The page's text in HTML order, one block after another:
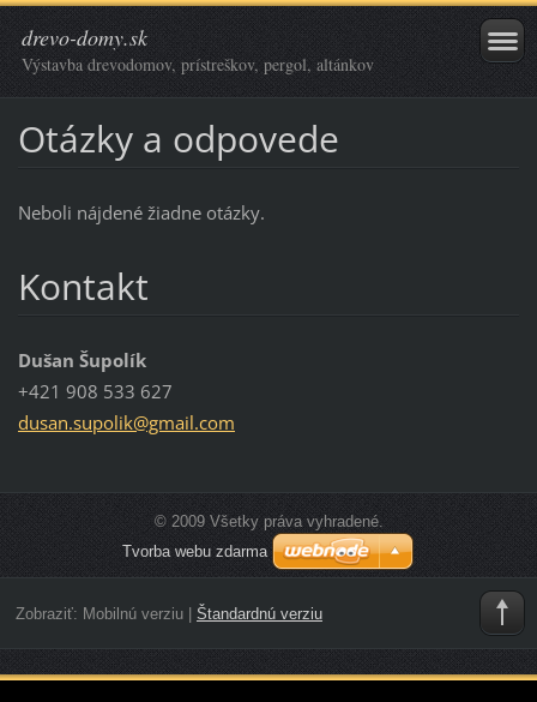
drevo-domy.sk
Výstavba drevodomov, prístreškov, pergol, altánkov
Otázky a odpovede
Neboli nájdené žiadne otázky.
Kontakt
Dušan Šupolík
+421 908 533 627
dusan.supolik@gmail.com
© 2009 Všetky práva vyhradené.
Tvorba webu zdarma
Zobraziť: Mobilnú verziu| Štandardnú verziu